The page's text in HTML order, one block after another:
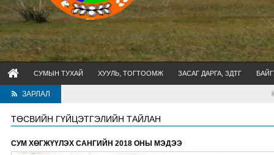
СУМЫН ТУХАЙ ХУУЛЬ, ТОГТООМЖ ЗАСАГ ДАРГА, ЗДТГ
ЗАРЛАЛ Хууль дээдлэх
ТӨСВИЙН ГҮЙЦЭТГЭЛИЙН ТАЙЛАН
СУМ ХӨГЖҮҮЛЭХ САНГИЙН 2018 ОНЫ МЭДЭЭ